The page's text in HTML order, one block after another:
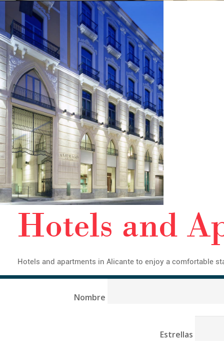
Calendar
Contact
Search
Hotels and
Hotels and apartments in Alicante to enjoy a comfortable
Nombre
Estrellas